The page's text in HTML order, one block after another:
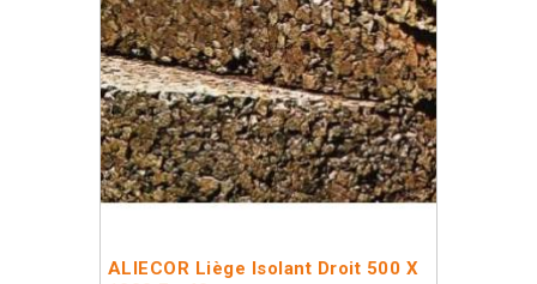
ALIECOR Liège Isolant Droit 500 X